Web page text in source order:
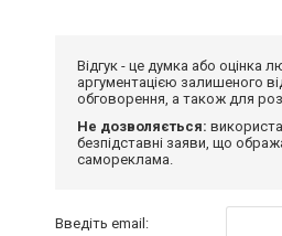
Відгук - це думка або
аргументацією залишеного
обговорення, а також для
Не дозволяється:
безпідставні заяви, що
самореклама.
Введіть email: